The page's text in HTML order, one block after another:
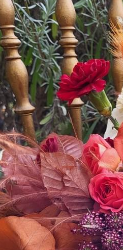
Im Folgenden zeige ich Euch eine